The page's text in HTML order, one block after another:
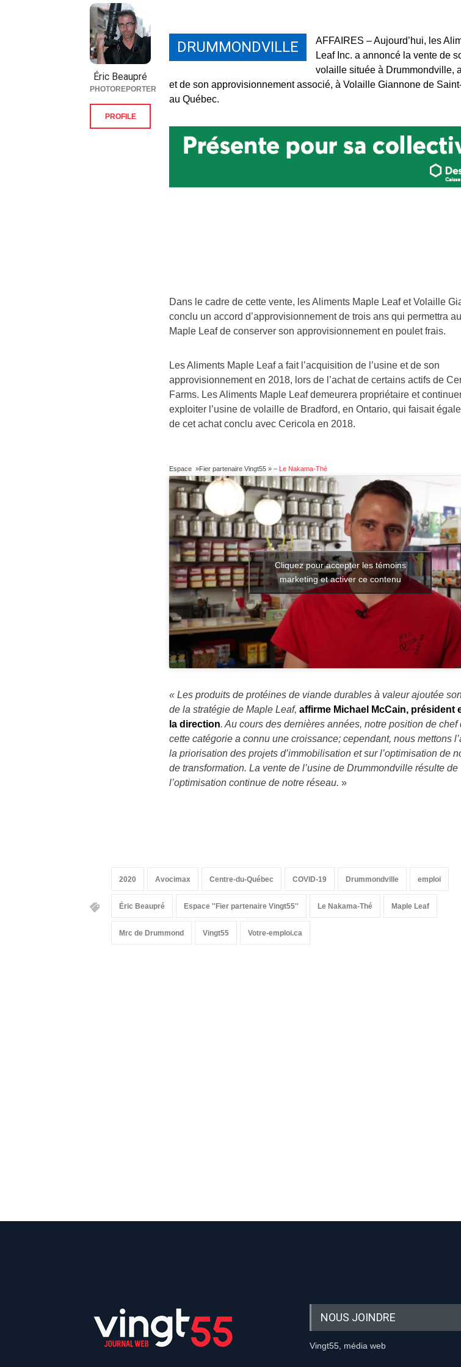
DRUMMONDVILLE
AFFAIRES – Aujourd’hui, les
Leaf Inc. a annoncé la vente de
volaille située à Drummondville,
et de son approvisionnement associé, à Volaille Giannone de
au Québec.
Dans le cadre de cette vente, les Aliments Maple Leaf et Volaille
conclu un accord d’approvisionnement de trois ans qui permettra
Maple Leaf de conserver son approvisionnement en poulet frais.
Les Aliments Maple Leaf a fait l’acquisition de l’usine et de son
approvisionnement en 2018, lors de l’achat de certains actifs de
Farms. Les Aliments Maple Leaf demeurera propriétaire et
exploiter l’usine de volaille de Bradford, en Ontario, qui faisait
de cet achat conclu avec Cericola en 2018.
Espace »Fier partenaire Vingt55 » – Le Nakama-Thé
Cliquez pour accepter les témoins
marketing et activer ce contenu
« Les produits de protéines de viande durables à valeur ajoutée
de la stratégie de Maple Leaf, affirme Michael McCain, président
la direction. Au cours des dernières années, notre position de chef
cette catégorie a connu une croissance; cependant, nous mettons
la priorisation des projets d’immobilisation et sur l’optimisation de
de transformation. La vente de l’usine de Drummondville résulte de
l’optimisation continue de notre réseau. »
Éric Beaupré
PHOTOREPORTER
PROFILE
2020 Avocimax Centre-du-Québec COVID-19 Drummondville emploi
Éric Beaupré Espace ''Fier partenaire Vingt55'' Le Nakama-Thé Maple Leaf
Mrc de Drummond Vingt55 Votre-emploi.ca
NOUS JOINDRE
Vingt55, média web